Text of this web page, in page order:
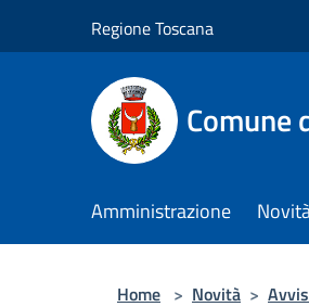
Regione Toscana
Comune
Amministrazione
Home > Novità >